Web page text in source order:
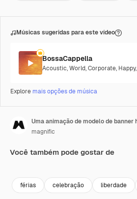
Músicas sugeridas para este vídeo
BossaCappella
Acoustic,World,Corporate, Happy,
Explore mais opções de música
magnific
Você também pode gostar de
férias celebração liberdade